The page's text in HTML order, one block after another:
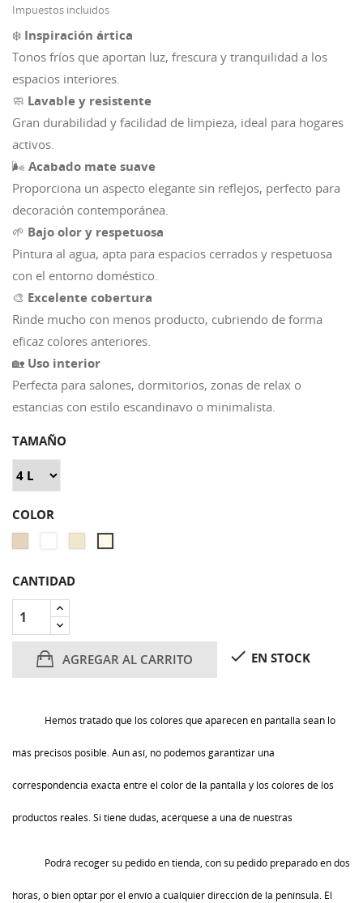
Impuestos incluidos
❄️ Inspiración ártica
Tonos fríos que aportan luz, frescura y tranquilidad a los
espacios interiores.
🧼 Lavable y resistente
Gran durabilidad y facilidad de limpieza, ideal para hogares
activos.
🌬️ Acabado mate suave
Proporciona un aspecto elegante sin reflejos, perfecto para
decoración contemporánea.
🌱 Bajo olor y respetuosa
Pintura al agua, apta para espacios cerrados y respetuosa
con el entorno doméstico.
🎨 Excelente cobertura
Rinde mucho con menos producto, cubriendo de forma
eficaz colores anteriores.
🏡 Uso interior
Perfecta para salones, dormitorios, zonas de relax o
estancias con estilo escandinavo o minimalista.
TAMAÑO
COLOR
BLANCOBLANCO
ALASKA
BLANCO
ALASKA
BLANCO
CANTIDAD
AGREGAR AL CARRITO  EN STOCK
Hemos tratado que los colores que aparecen en pantalla sean lo
más precisos posible. Aun así, no podemos garantizar una
correspondencia exacta entre el color de la pantalla y los colores de los
productos reales. Si tiene dudas, acérquese a una de nuestras
Podrá recoger su pedido en tienda, con su pedido preparado en dos
horas, o bien optar por el envío a cualquier dirección de la península. El